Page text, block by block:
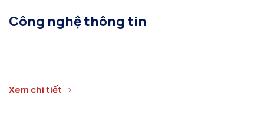
Công nghệ thông tin
Xem chi tiết